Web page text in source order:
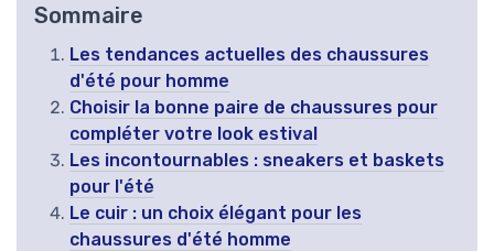
Sommaire
Les tendances actuelles des chaussures
d'été pour homme
Choisir la bonne paire de chaussures pour
compléter votre look estival
Les incontournables : sneakers et baskets
pour l'été
Le cuir : un choix élégant pour les
chaussures d'été homme